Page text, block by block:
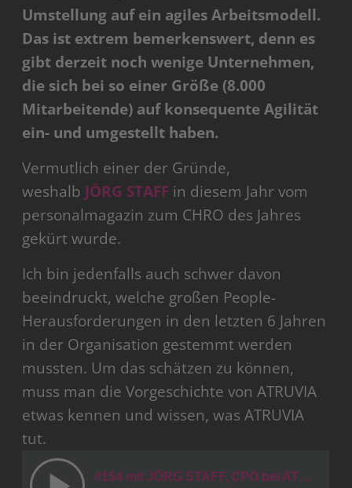
Umstellung auf ein agiles Arbeitsmodell.
Das ist extrem bemerkenswert, denn es
gibt derzeit noch wenige Unternehmen,
die sich bei so einer Größe (8.000
Mitarbeitende) auf konsequente Agilität
ein- und umgestellt haben.
Vermutlich einer der Gründe,
weshalb JÖRG STAFF in diesem Jahr vom
personalmagazin zum CHRO des Jahres
gekürt wurde.
Ich bin jedenfalls auch schwer davon
beeindruckt, welche großen People-
Herausforderungen in den letzten 6 Jahren
in der Organisation gestemmt werden
mussten. Um das schätzen zu können,
muss man die Vorgeschichte von ATRUVIA
etwas kennen und wissen, was ATRUVIA
tut.